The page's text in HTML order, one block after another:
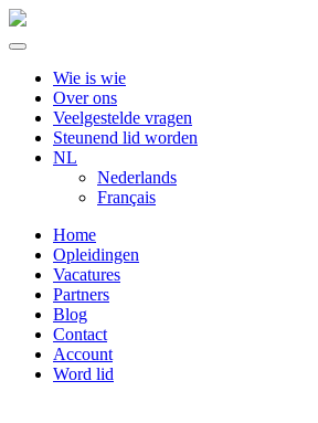
Wie is wie
Over ons
Veelgestelde vragen
Steunend lid worden
NL
Nederlands
Français
Home
Opleidingen
Vacatures
Partners
Blog
Contact
Account
Word lid